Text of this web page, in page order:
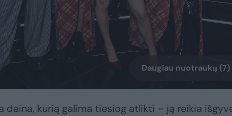
Daugiau nuotraukų (7)
daina, kurią galima tiesiog atlikti – ją reikia